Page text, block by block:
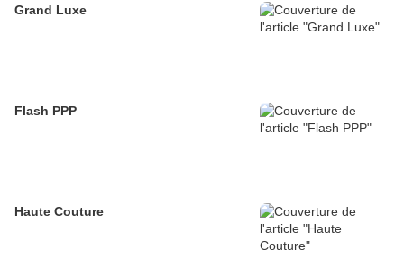
Grand Luxe
Flash PPP
Haute Couture